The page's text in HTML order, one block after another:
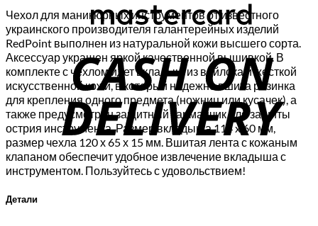
Чехол для маникюрных инструментов от известного
украинского производителя галантерейных изделий
RedPoint выполнен из натуральной кожи высшего сорта.
Аксессуар украшен яркой качественной вышивкой. В
комплекте с чехлом идет вкладыш из войлока и жесткой
искусственной кожи, в который надежно вшита резинка
для крепления одного предмета (ножниц или кусачек), а
также предусмотрен защитный карманчик для защиты
острия инструмента. Размер вкладыша 114 x 60 мм,
размер чехла 120 х 65 х 15 мм. Вшитая лента с кожаным
клапаном обеспечит удобное извлечение вкладыша с
инструментом. Пользуйтесь с удовольствием!
Детали